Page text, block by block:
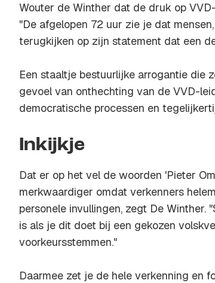
Wouter de Winther dat de druk op
"De afgelopen 72 uur zie je dat
terugkijken op zijn statement dat een
Een staaltje bestuurlijke arrogantie die
gevoel van onthechting van de VVD-
democratische processen en
Inkijkje
Dat er op het vel de woorden 'Pieter
merkwaardiger omdat verkenners
personele invullingen, zegt De
is als je dit doet bij een gekozen
voorkeursstemmen."
Daarmee zet je de hele verkenning en